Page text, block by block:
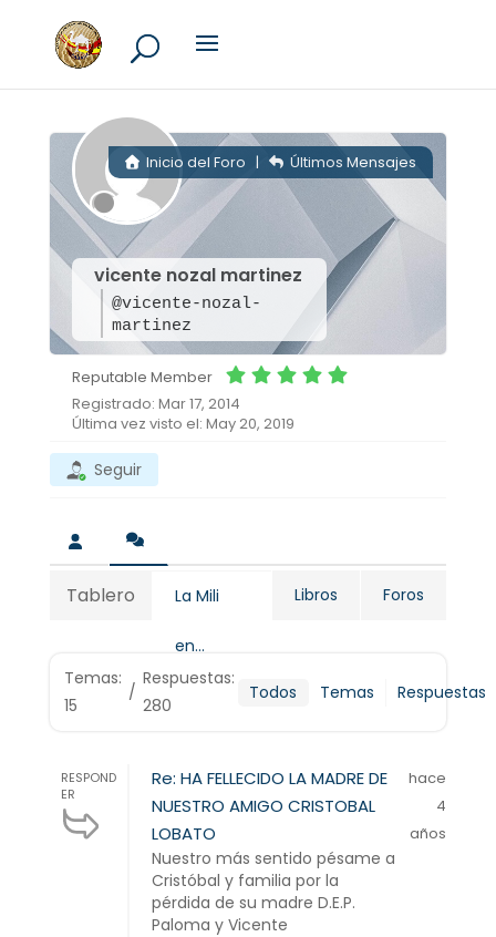
vicente nozal martinez
@vicente-nozal-
martinez
Inicio del Foro | Últimos Mensajes
Reputable Member
Registrado: Mar 17, 2014
Última vez visto el: May 20, 2019
Seguir
Tablero La Mili
en...
Libros Foros
Temas:
15
/
Respuestas:
280
Todos Temas Respuestas
RESPOND
ER
Re: HA FELLECIDO LA MADRE DE
NUESTRO AMIGO CRISTOBAL
LOBATO
Nuestro más sentido pésame a
Cristóbal y familia por la
pérdida de su madre D.E.P.
Paloma y Vicente
hace
4
años